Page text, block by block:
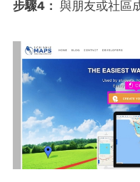
步驟4： 與朋友或社區